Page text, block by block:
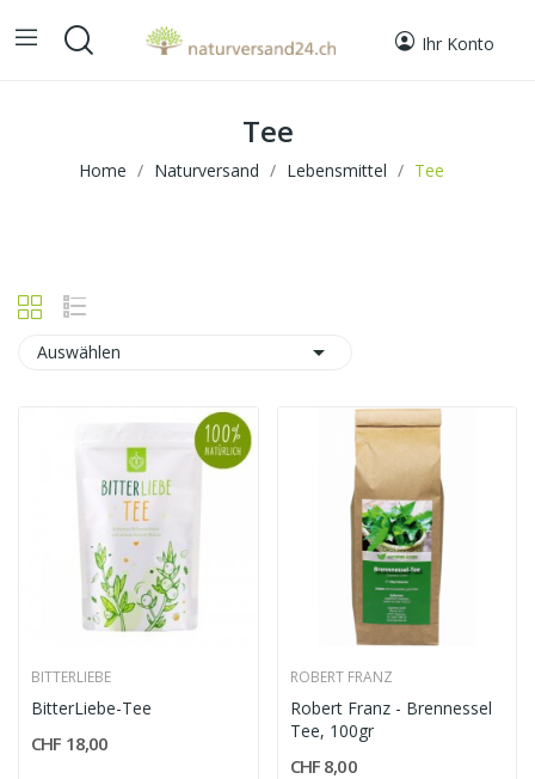
Ihr Konto
Tee
Home Naturversand Lebensmittel Tee
Auswählen 
BITTERLIEBE
BitterLiebe-Tee
CHF 18,00
ROBERT FRANZ
Robert Franz - Brennessel
Tee, 100gr
CHF 8,00